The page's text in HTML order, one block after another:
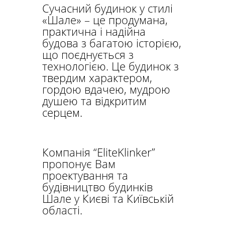
Сучасний будинок у стилі
«Шале» – це продумана,
практична і надійна
будова з багатою історією,
що поєднується з
технологією. Це будинок з
твердим характером,
гордою вдачею, мудрою
душею та відкритим
серцем.
Компанія “EliteKlinker”
пропонує Вам
проектування та
будівництво будинків
Шале у Києві та Київській
області.